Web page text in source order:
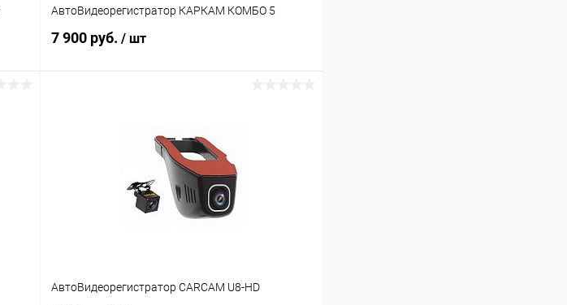
АвтоВидеорегистратор КАРКАМ КОМБО 5
7 900 руб. / шт
В наличии (1)
АвтоВидеорегистратор CARCAM U8-HD